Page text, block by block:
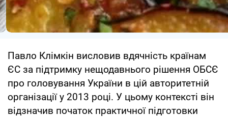
Павло Клімкін висловив вдячність країнам
ЄС за підтримку нещодавнього рішення ОБСЄ
про головування України в цій авторитетній
організації у 2013 році. У цьому контексті він
відзначив початок практичної підготовки